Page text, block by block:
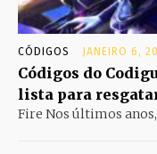
CÓDIGOS JANEIRO 6,
Códigos do
lista para
Fire Nos últimos anos,